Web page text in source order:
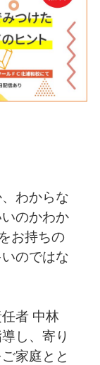
わからな
のかわか
お持ちの
のではな
者 中林
し、寄り
家庭とと